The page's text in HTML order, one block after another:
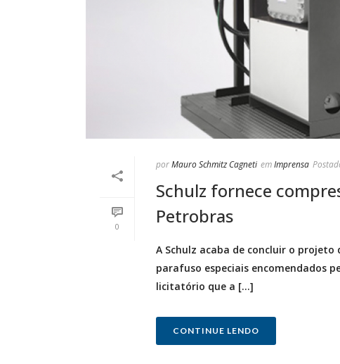
0
porMauro Schmitz Cagneti emImprensa
Schulz fornece
Petrobras
A Schulz acaba de concluir o
parafuso especiais encomendados
licitatório que a [...]
CONTINUE LENDO